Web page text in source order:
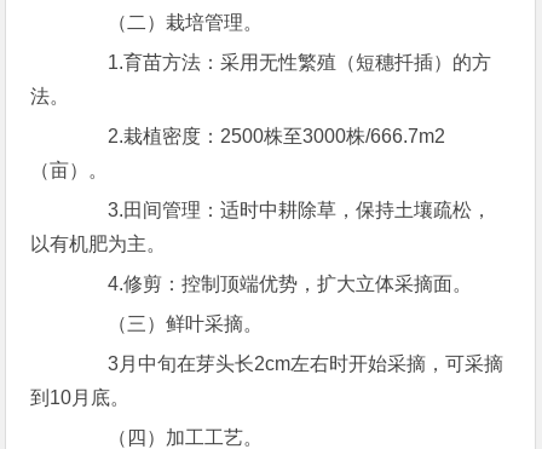
（二）栽培管理。
1.育苗方法：采用无性繁殖（短穗扦插）的方
法。
2.栽植密度：2500株至3000株/666.7m2
（亩）。
3.田间管理：适时中耕除草，保持土壤疏松，
以有机肥为主。
4.修剪：控制顶端优势，扩大立体采摘面。
（三）鲜叶采摘。
3月中旬在芽头长2cm左右时开始采摘，可采摘
到10月底。
（四）加工工艺。